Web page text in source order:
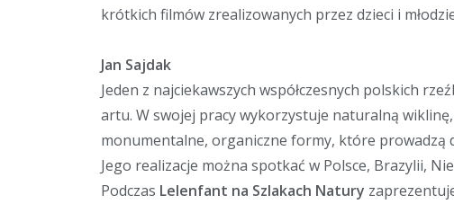
krótkich filmów zrealizowanych przez dzieci i
Jan Sajdak
Jeden z najciekawszych współczesnych polskich
artu. W swojej pracy wykorzystuje naturalną
monumentalne, organiczne formy, które prowadzą
Jego realizacje można spotkać w Polsce, Brazylii,
Podczas Lelenfant na Szlakach Natury